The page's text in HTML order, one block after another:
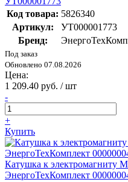
Код товара: 5826340
Артикул:
УТ000001773
Бренд:
Под заказ
Обновлено 07.08.2026
Цена:
1 209.40 руб. / шт
-
+
Купить
Катушка к электромагниту
ЭнергоТехКомплект